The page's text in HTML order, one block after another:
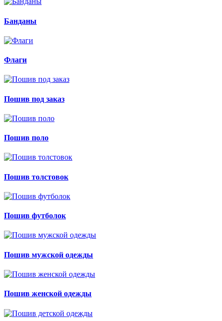
Банданы
Флаги
Пошив под заказ
Пошив поло
Пошив толстовок
Пошив футболок
Пошив мужской одежды
Пошив женской одежды